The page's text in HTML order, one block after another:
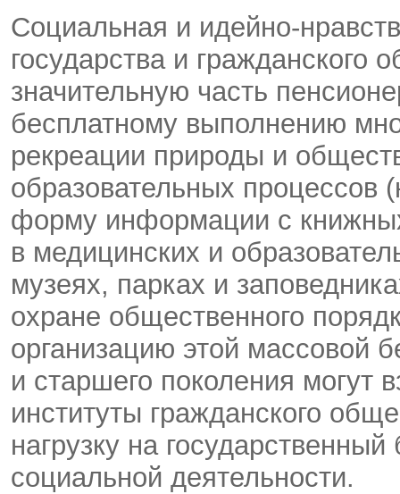
Социальная и идейно-
государства и гражданского
значительную часть
бесплатному выполнению
рекреации природы и
образовательных процессов
форму информации с
в медицинских и
музеях, парках и
охране общественного
организацию этой массовой
и старшего поколения могут
институты гражданского
нагрузку на
социальной деятельности.